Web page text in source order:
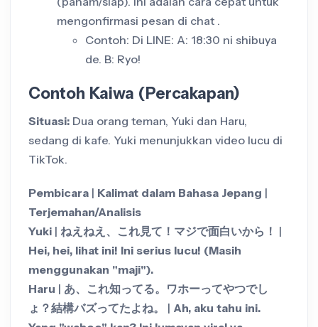
mengonfirmasi pesan di chat .
Contoh: Di LINE: A: 18:30 ni shibuya
de. B: Ryo!
Contoh Kaiwa (Percakapan)
Situasi: Dua orang teman, Yuki dan Haru,
sedang di kafe. Yuki menunjukkan video lucu di
TikTok.
Pembicara | Kalimat dalam Bahasa Jepang |
Terjemahan/Analisis
Yuki | ねえねえ、これ見て！マジで面白いから！ |
Hei, hei, lihat ini! Ini serius lucu! (Masih
menggunakan "maji").
Haru | あ、これ知ってる。ワホーってやつでし
ょ？結構バズってたよね。
| Ah, aku tahu ini.